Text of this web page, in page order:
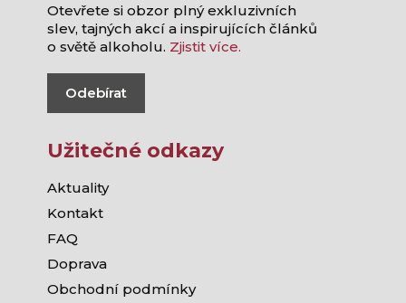
Otevřete si obzor plný exkluzivních
slev, tajných akcí a inspirujících článků
o světě alkoholu. Zjistit více.
Odebírat
Užitečné odkazy
Aktuality
Kontakt
FAQ
Doprava
Obchodní podmínky